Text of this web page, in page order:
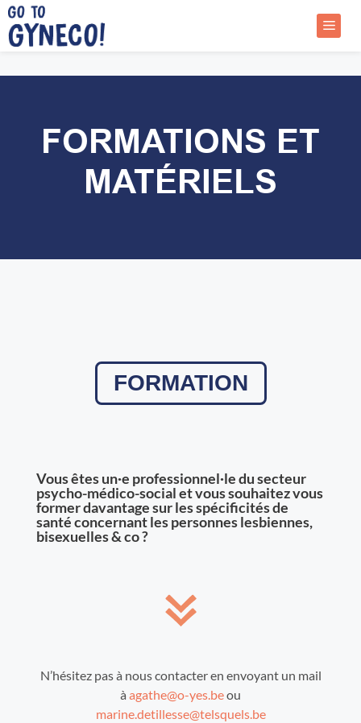
Aller
au
contenu
FORMATIONS ET
MATÉRIELS
FORMATION
Vous êtes un·e professionnel·le du secteur
psycho-médico-socialet vous souhaitez vous
former davantage sur les spécificités de
santé concernant les personnes lesbiennes,
bisexuelles & co ?
N’hésitez pas à nous contacter en envoyant un mail
à agathe@o-yes.beou
marine.detillesse@telsquels.be